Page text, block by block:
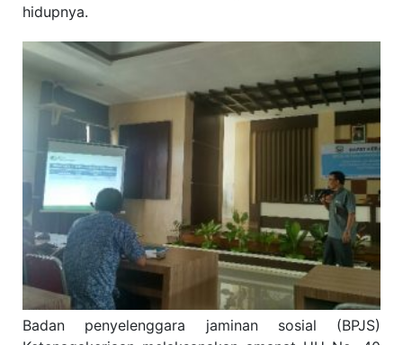
hidupnya.
Badan penyelenggara jaminan sosial (BPJS)